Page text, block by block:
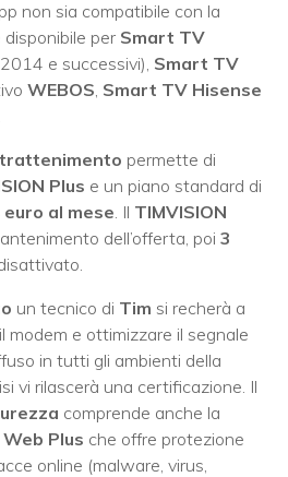
non sia compatibile con la
per Smart TV
e successivi), Smart TV
WEBOS Smart TV Hisense
permette di
Plus e un piano standard di
euro al mese . Il TIMVISION
dell’offerta, poi 3
un tecnico di Tim si recherà a
modem e ottimizzare il segnale
in tutti gli ambienti della
vi rilascerà una certificazione. Il
comprende anche la
Plus che offre protezione
online (malware, virus,